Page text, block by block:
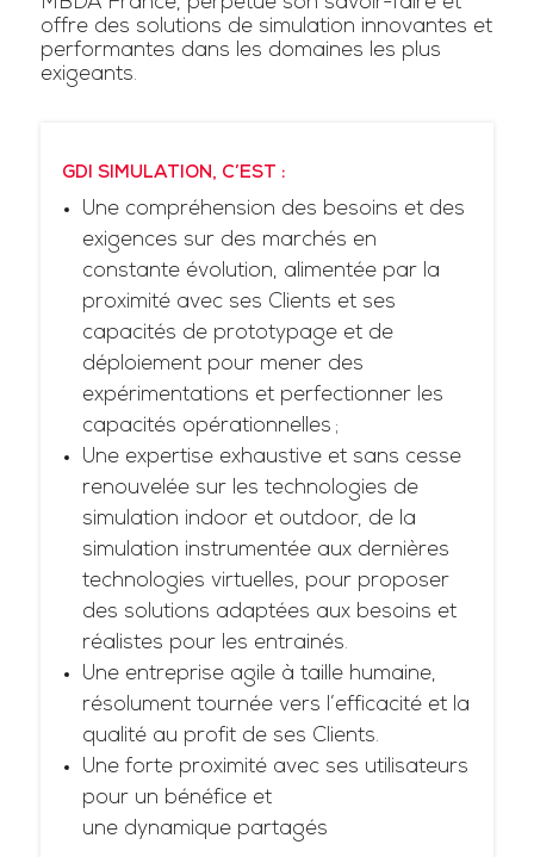
offre des solutions de simulation innovantes et
performantes dans les domaines les plus
exigeants.
GDI SIMULATION, C’EST :
Une compréhension des besoins et des
exigences sur des marchés en
constante évolution, alimentée par la
proximité avec ses Clients et ses
capacités de prototypage et de
déploiement pour mener des
expérimentations et perfectionner les
capacités opérationnelles ;
Une expertise exhaustive et sans cesse
renouvelée sur les technologies de
simulation indoor et outdoor, de la
simulation instrumentée aux dernières
technologies virtuelles, pour proposer
des solutions adaptées aux besoins et
réalistes pour les entrainés.
Une entreprise agile à taille humaine,
résolument tournée vers l’efficacité et la
qualité au profit de ses Clients.
Une forte proximité avec ses utilisateurs
pour un bénéfice et
une dynamique partagés